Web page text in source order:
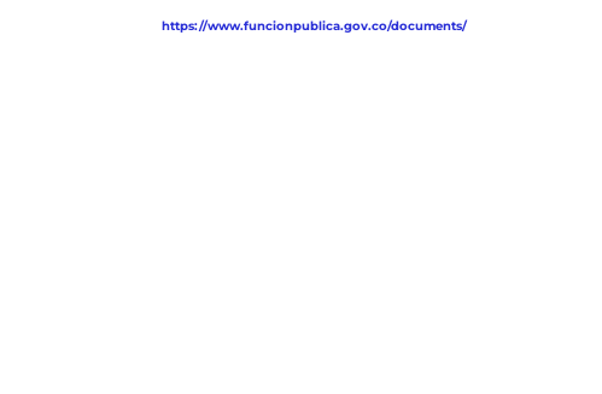
https://www.funcionpublica.gov.co/documents/